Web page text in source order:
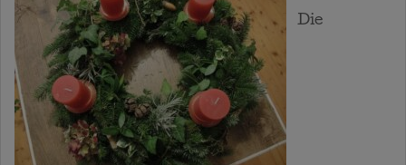
Die